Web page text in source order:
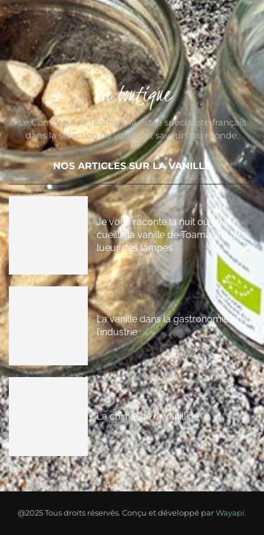
La boutique
Le Comptoir de Toamasina est le spécialiste français
dans la sélection de vanille et saveurs du monde.
NOS ARTICLES SUR LA VANILLE
Je vous raconte la nuit où j’ai vu
cueillir la vanille de Toamasina à la
lueur des lampes
La vanille dans la gastronomie et
l’industrie
La chimie de la vanilline
@2025 Tous droits réservés. Conçu et développé parWayapi.